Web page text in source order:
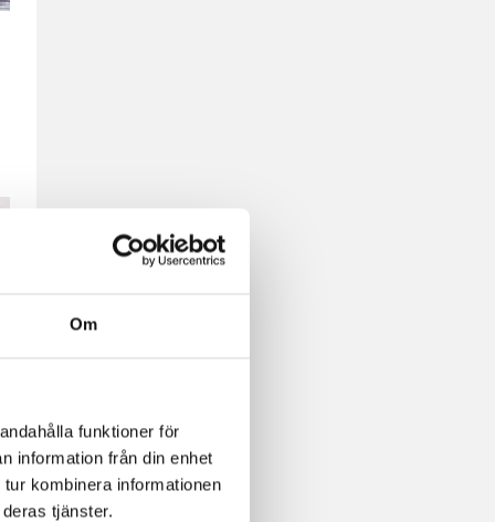
Om
funktioner för
information från din enhet
kombinera informationen
tjänster.